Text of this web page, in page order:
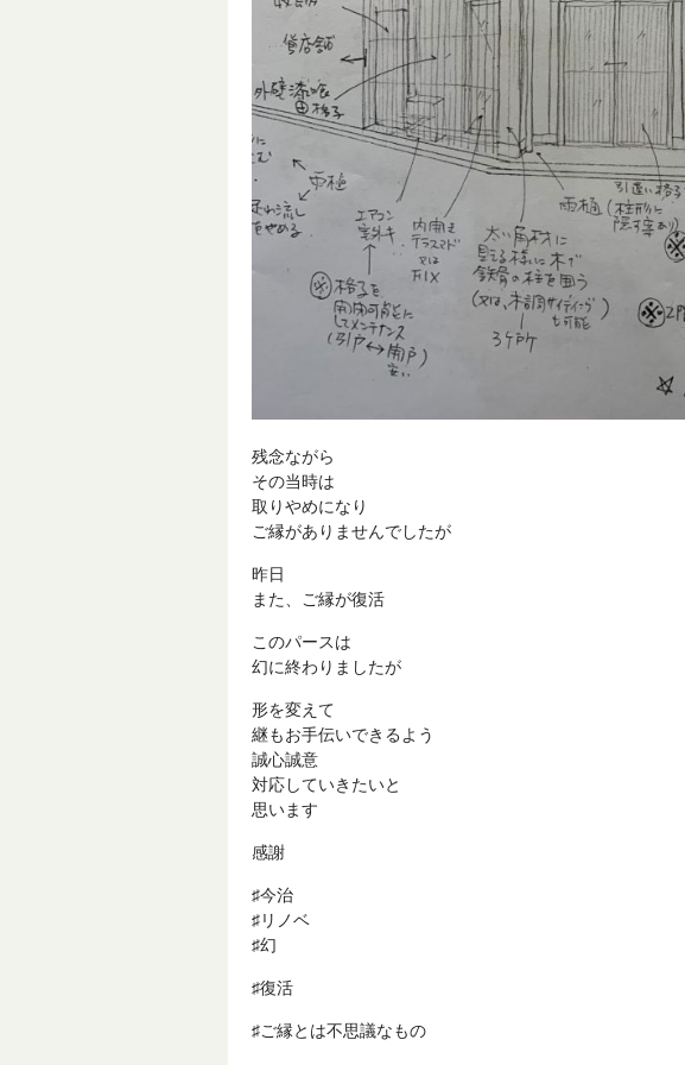
残念ながら
その当時は
取りやめになり
ご縁がありませんでしたが
昨日
また、ご縁が復活
このパースは
幻に終わりましたが
形を変えて
継もお手伝いできるよう
誠心誠意
対応していきたいと
思います
感謝
♯今治
♯リノベ
♯幻
♯復活
♯ご縁とは不思議なもの